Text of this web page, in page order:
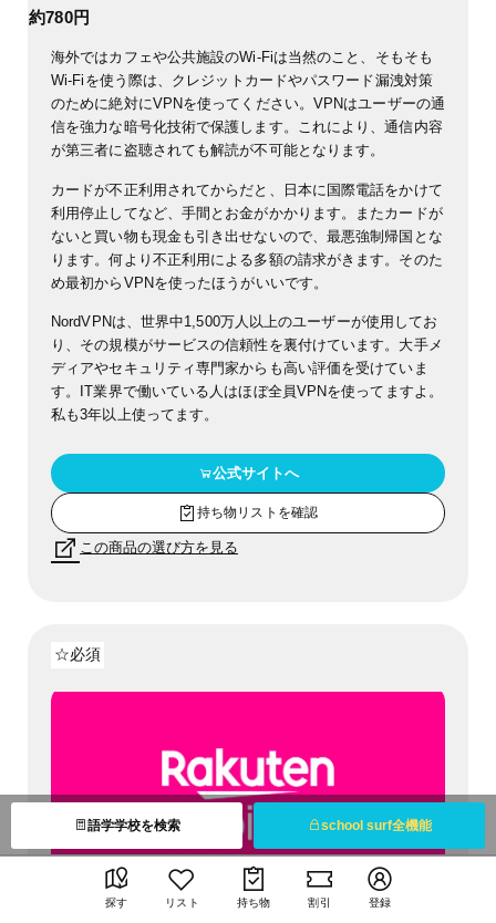
探す リスト 持ち物 割引 登録
語学学校を検索 school surf全機能
約780円
海外ではカフェや公共施設のWi-Fiは当然のこと、そもそも
Wi-Fiを使う際は、クレジットカードやパスワード漏洩対策
のために絶対にVPNを使ってください。 VPNはユーザーの通
信を強力な暗号化技術で保護します。これにより、通信内容
が第三者に盗聴されても解読が不可能となります。
カードが不正利用されてからだと、日本に国際電話をかけて
利用停止してなど、手間とお金がかかります。
またカードが
ないと買い物も現金も引き出せないので、最悪強制帰国とな
ります。何より不正利用による多額の請求がきます。そのた
め最初からVPNを使ったほうがいいです。
NordVPNは、世界中1,500万人以上のユーザーが使用してお
り、その規模がサービスの信頼性を裏付けています。大手メ
ディアやセキュリティ専門家からも高い評価を受けていま
す。IT業界で働いている人はほぼ全員VPNを使ってますよ。
私も3年以上使ってます。
公式サイトへ
持ち物リストを確認
この商品の選び方を見る
☆必須